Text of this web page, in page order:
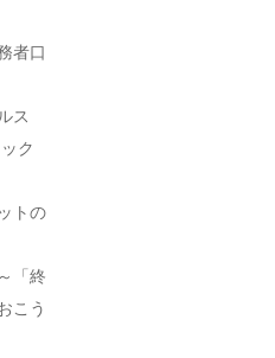
者口
ス
ク
トの
「終
こう